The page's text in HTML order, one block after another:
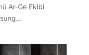
Ar-Ge Ekibi